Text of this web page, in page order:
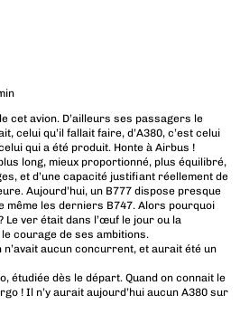
cet avion. D’ailleurs ses passagers le
celui qu’il fallait faire, d’A380, c’est celui
qui a été produit. Honte à Airbus !
long, mieux proportionné, plus équilibré,
et d’une capacité justifiant réellement de
Aujourd’hui, un B777 dispose presque
même les derniers B747. Alors pourquoi
Le ver était dans l’œuf le jour ou la
courage de ses ambitions.
aucun concurrent, et aurait été un
étudiée dès le départ. Quand on connait le
! Il n’y aurait aujourd’hui aucun A380 sur